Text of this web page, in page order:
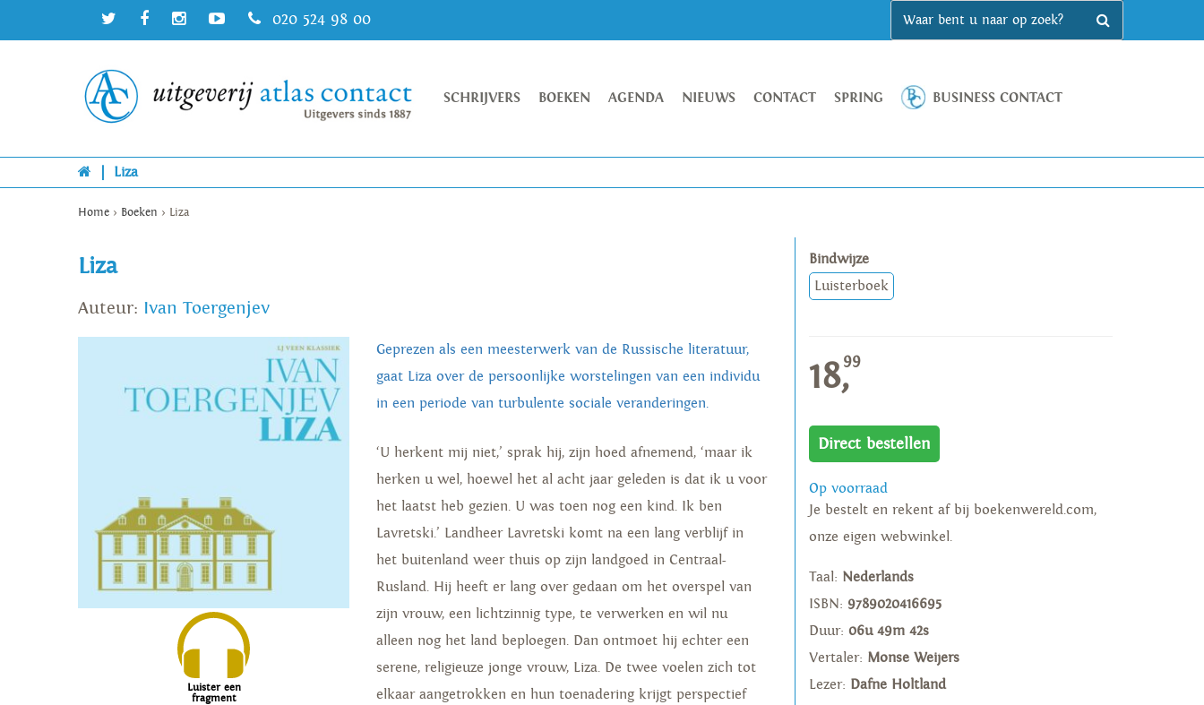
020 524 98 00
SCHRIJVERS BOEKEN AGENDA NIEUWS CONTACT SPRING BUSINESS CONTACT
Liza
Home > Boeken > Liza
Liza
Auteur: Ivan Toergenjev
Luister een
fragment
Geprezen als een meesterwerk van de Russische literatuur,
gaat Liza over de persoonlijke worstelingen van een individu
in een periode van turbulente sociale veranderingen.
‘U herkent mij niet,’ sprak hij, zijn hoed afnemend, ‘maar ik
herken u wel, hoewel het al acht jaar geleden is dat ik u voor
het laatst heb gezien. U was toen nog een kind. Ik ben
Lavretski.’ Landheer Lavretski komt na een lang verblijf in
het buitenland weer thuis op zijn landgoed in Centraal-
Rusland. Hij heeft er lang over gedaan om het overspel van
zijn vrouw, een lichtzinnig type, te verwerken en wil nu
alleen nog het land beploegen. Dan ontmoet hij echter een
serene, religieuze jonge vrouw, Liza. De twee voelen zich tot
elkaar aangetrokken en hun toenadering krijgt perspectief
Bindwijze
Luisterboek
18,99
Direct bestellen
Op voorraad
Je bestelt en rekent af bij boekenwereld.com,
onze eigen webwinkel.
Taal: Nederlands
ISBN: 9789020416695
Duur: 06u 49m 42s
Vertaler: Monse Weijers
Lezer: Dafne Holtland